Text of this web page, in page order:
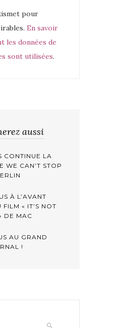
pour
En savoir
les données de
sont utilisées.
aussi
CONTINUE LA
WE CAN’T STOP
À L’AVANT
« IT’S NOT
DE MAC
AU GRAND
!